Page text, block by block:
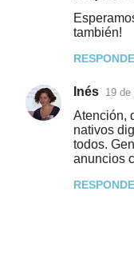
también!
Inés 19
Atención,
nativos
todos.
anuncios